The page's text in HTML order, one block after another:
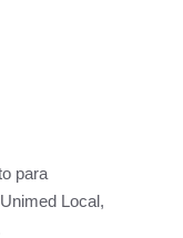
para
Unimed Local,